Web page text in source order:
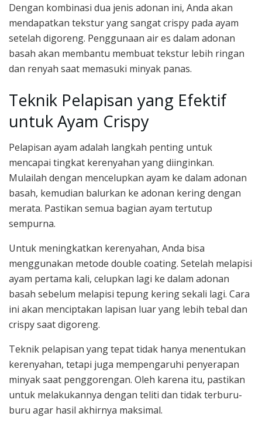
Dengan kombinasi dua jenis adonan ini, Anda akan
mendapatkan tekstur yang sangat crispy pada ayam
setelah digoreng. Penggunaan air es dalam adonan
basah akan membantu membuat tekstur lebih ringan
dan renyah saat memasuki minyak panas.
Teknik Pelapisan yang Efektif
untuk Ayam Crispy
Pelapisan ayam adalah langkah penting untuk
mencapai tingkat kerenyahan yang diinginkan.
Mulailah dengan mencelupkan ayam ke dalam adonan
basah, kemudian balurkan ke adonan kering dengan
merata. Pastikan semua bagian ayam tertutup
sempurna.
Untuk meningkatkan kerenyahan, Anda bisa
menggunakan metode double coating. Setelah melapisi
ayam pertama kali, celupkan lagi ke dalam adonan
basah sebelum melapisi tepung kering sekali lagi. Cara
ini akan menciptakan lapisan luar yang lebih tebal dan
crispy saat digoreng.
Teknik pelapisan yang tepat tidak hanya menentukan
kerenyahan, tetapi juga mempengaruhi penyerapan
minyak saat penggorengan. Oleh karena itu, pastikan
untuk melakukannya dengan teliti dan tidak terburu-
buru agar hasil akhirnya maksimal.